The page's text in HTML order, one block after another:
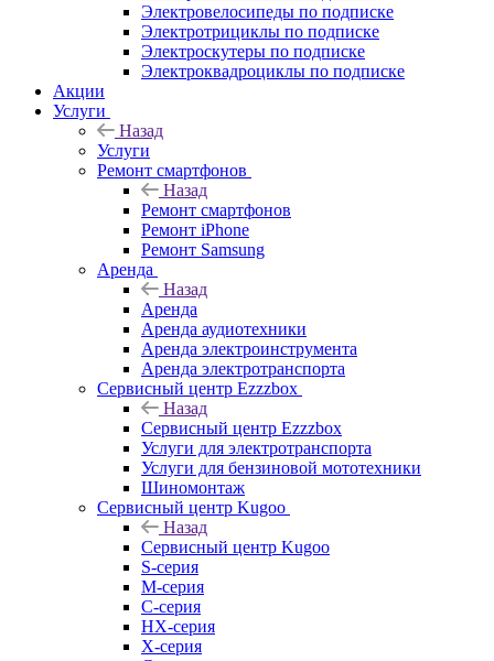
Электровелосипеды по подписке
Электротрициклы по подписке
Электроскутеры по подписке
Электроквадроциклы по подписке
Акции
Услуги
Назад
Услуги
Ремонт смартфонов
Назад
Ремонт смартфонов
Ремонт iPhone
Ремонт Samsung
Аренда
Назад
Аренда
Аренда аудиотехники
Аренда электроинструмента
Аренда электротранспорта
Сервисный центр Ezzzbox
Назад
Сервисный центр Ezzzbox
Услуги для электротранспорта
Услуги для бензиновой мототехники
Шиномонтаж
Сервисный центр Kugoo
Назад
Сервисный центр Kugoo
S-cерия
M-серия
С-серия
HX-серия
X-серия